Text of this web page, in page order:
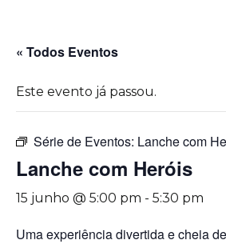
« Todos Eventos
Este evento já passou.
Série de Eventos: Lanche com
Lanche com Heróis
15 junho @ 5:00 pm - 5:30 pm
Uma experiência divertida e cheia